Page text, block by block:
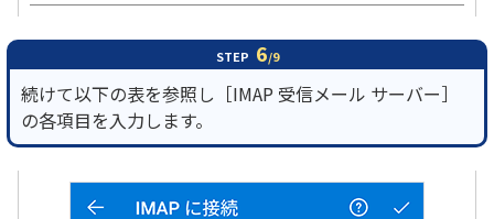
STEP 6/9
続けて以下の表を参照し［IMAP 受信メール サーバー］
の各項目を入力します。